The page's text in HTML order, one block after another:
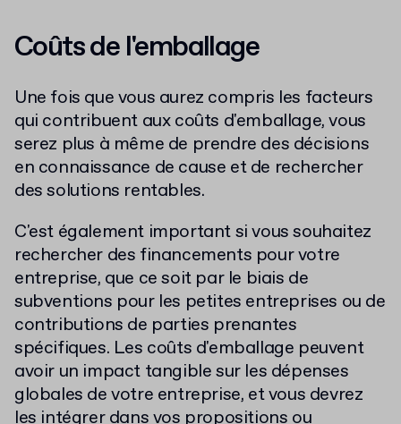
Coûts de l'emballage
Une fois que vous aurez compris les facteurs
qui contribuent aux coûts d'emballage, vous
serez plus à même de prendre des décisions
en connaissance de cause et de rechercher
des solutions rentables.
C'est également important si vous souhaitez
rechercher des financements pour votre
entreprise, que ce soit par le biais de
subventions pour les petites entreprises ou de
contributions de parties prenantes
spécifiques. Les coûts d'emballage peuvent
avoir un impact tangible sur les dépenses
globales de votre entreprise, et vous devrez
les intégrer dans vos propositions ou